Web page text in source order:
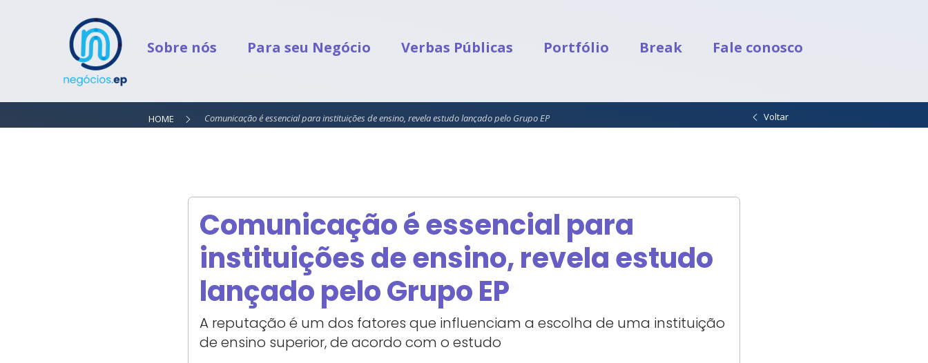
Sobre nós Para seu Negócio Verbas Públicas Portfólio Break Fale conosco
HOME Comunicação é essencial para instituições de ensino, revela estudo lançado pelo Grupo EP Voltar
Comunicação é essencial para
instituições de ensino, revela estudo
lançado pelo Grupo EP
A reputação é um dos fatores que influenciam a escolha de uma instituição
de ensino superior, de acordo com o estudo